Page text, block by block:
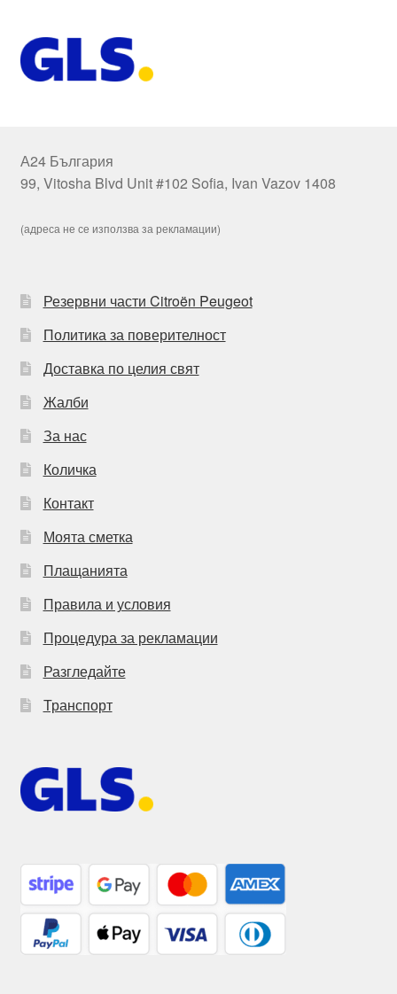
А24 България
99, Vitosha Blvd Unit #102 Sofia, Ivan Vazov 1408
(адреса не се използва за рекламации)
Резервни части Citroën Peugeot
Политика за поверителност
Доставка по целия свят
Жалби
За нас
Количка
Контакт
Моята сметка
Плащанията
Правила и условия
Процедура за рекламации
Разгледайте
Транспорт